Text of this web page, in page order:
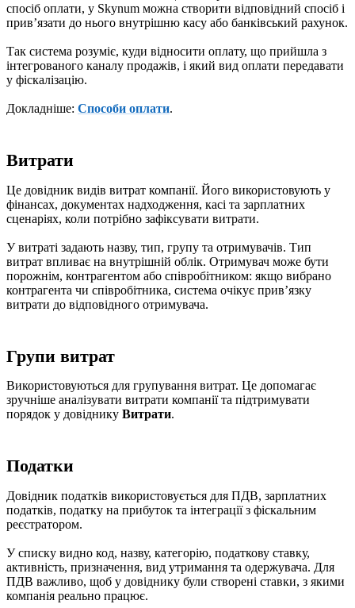
спосіб оплати, у Skynum можна створити відповідний спосіб і
привʼязати до нього внутрішню касу або банківський рахунок.
Так система розуміє, куди відносити оплату, що прийшла з
інтегрованого каналу продажів, і який вид оплати передавати
у фіскалізацію.
Докладніше: Способи оплати.
Витрати
Це довідник видів витрат компанії. Його використовують у
фінансах, документах надходження, касі та зарплатних
сценаріях, коли потрібно зафіксувати витрати.
У витраті задають назву, тип, групу та отримувачів. Тип
витрат впливає на внутрішній облік. Отримувач може бути
порожнім, контрагентом або співробітником: якщо вибрано
контрагента чи співробітника, система очікує привʼязку
витрати до відповідного отримувача.
Групи витрат
Використовуються для групування витрат. Це допомагає
зручніше аналізувати витрати компанії та підтримувати
порядок у довіднику Витрати.
Податки
Довідник податків використовується для ПДВ, зарплатних
податків, податку на прибуток та інтеграції з фіскальним
реєстратором.
У списку видно код, назву, категорію, податкову ставку,
активність, призначення, вид утримання та одержувача. Для
ПДВ важливо, щоб у довіднику були створені ставки, з якими
компанія реально працює.